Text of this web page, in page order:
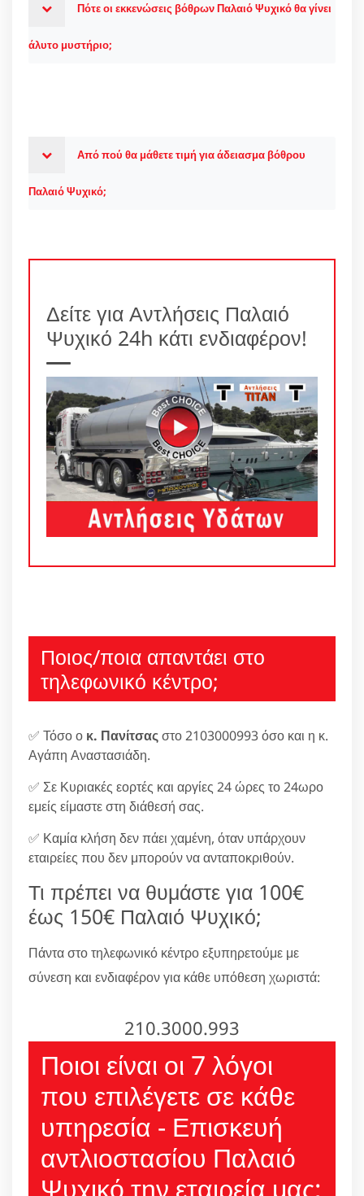
Πότε οι εκκενώσεις βόθρων Παλαιό Ψυχικό θα γίνει
άλυτο μυστήριο;
Από πού θα μάθετε τιμή για άδειασμα βόθρου
Παλαιό Ψυχικό;
Δείτε για Αντλήσεις Παλαιό
Ψυχικό 24h κάτι ενδιαφέρον!
Ποιος/ποια απαντάει στο
τηλεφωνικό κέντρο;
✅ Τόσο ο κ. Πανίτσαςστο 2103000993 όσο και η κ.
Αγάπη Αναστασιάδη.
✅ Σε Κυριακές εορτές και αργίες 24 ώρες το 24ωρο
εμείς είμαστε στη διάθεσή σας.
✅ Καμία κλήση δεν πάει χαμένη, όταν υπάρχουν
εταιρείες που δεν μπορούν να ανταποκριθούν.
Τι πρέπει να θυμάστε για 100€
έως 150€ Παλαιό Ψυχικό;
Πάντα στο τηλεφωνικό κέντρο εξυπηρετούμε με
σύνεση και ενδιαφέρον για κάθε υπόθεση χωριστά:
210.3000.993
Ποιοι είναι οι 7 λόγοι
που επιλέγετε σε κάθε
υπηρεσία - Επισκευή
αντλιοστασίου Παλαιό
Ψυχικό την εταιρεία μας;